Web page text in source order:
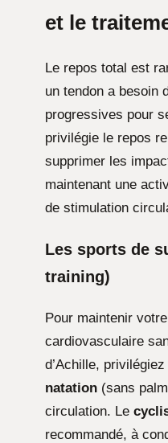
et le
Le repos total est
un tendon a besoin
progressives pour
privilégie le repos
supprimer les
maintenant une
de stimulation
Les sports de
training)
Pour maintenir
cardiovasculaire
d’Achille,
natation (sans
circulation. Le
recommandé, à